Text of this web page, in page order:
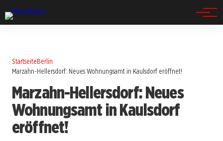
StartseiteBerlin
Marzahn-Hellersdorf: Neues Wohnungsamt in Kaulsdorf eröffnet!
Marzahn-Hellersdorf: Neues
Wohnungsamt in Kaulsdorf
eröffnet!